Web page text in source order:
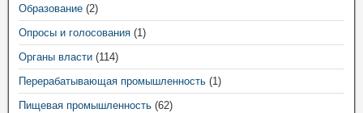
Образование (2)
Опросы и голосования (1)
Органы власти (114)
Перерабатывающая промышленность (1)
Пищевая промышленность (62)